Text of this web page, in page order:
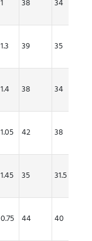
1 38 34
1.3 39 35
1.4 38 34
1.05 42 38
1.45 35 31.5
0.75 44 40